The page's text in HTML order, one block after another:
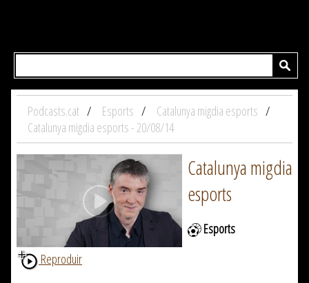
Podcasts.cat Esports
Catalunya migdia esports
Catalunya migdia esports - 20/08/14
Catalunya migdia
esports
Esports
Reproduir